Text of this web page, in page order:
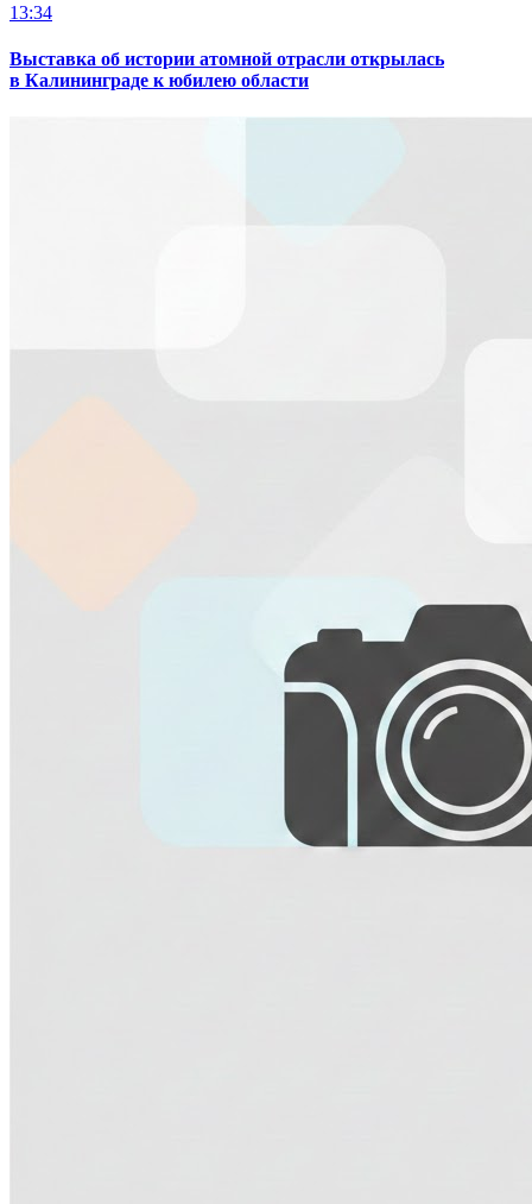
13:34
Выставка об истории атомной отрасли открылась
в Калининграде к юбилею области